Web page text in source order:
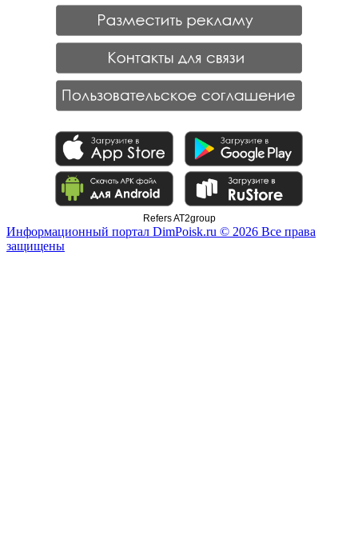
Refers AT2group
Информационный портал DimPoisk.ru © 2026 Все права
защищены